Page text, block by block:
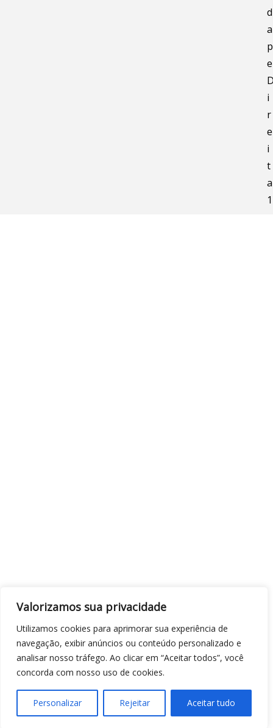
Valorizamos sua privacidade
Utilizamos cookies para aprimorar sua experiência de
navegação, exibir anúncios ou conteúdo personalizado e
analisar nosso tráfego. Ao clicar em “Aceitar todos”, você
concorda com nosso uso de cookies.
Personalizar Rejeitar Aceitar tudo